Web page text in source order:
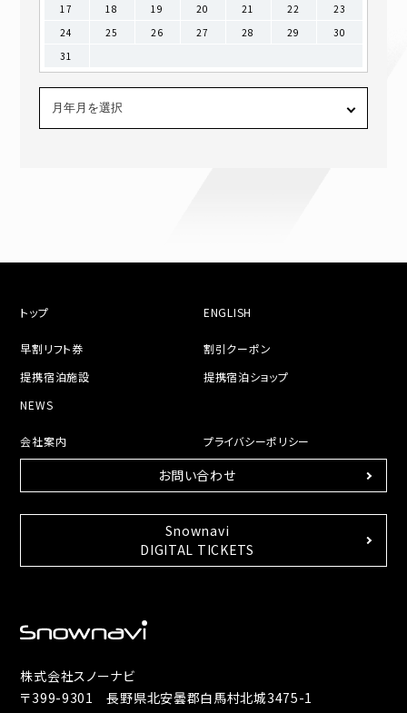
17
18 19 20 21 22
23
24
25 26 27 28 29
30
31
トップ ENGLISH
早割リフト券
割引クーポン
提携宿泊施設
提携宿泊ショップ
NEWS
会社案内 プライバシーポリシー
お問い合わせ
Snownavi
DIGITAL TICKETS
株式会社スノーナビ
〒399-9301 長野県北安曇郡白馬村北城3475-1